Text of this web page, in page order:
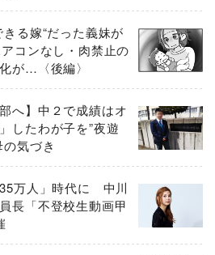
きる嫁“だった義妹が
コンなし・肉禁止の
が…〈後編〉
へ】中２で成績はオ
したわが子を”夜遊
気づき
万人」時代に 中川
長「不登校生動画甲